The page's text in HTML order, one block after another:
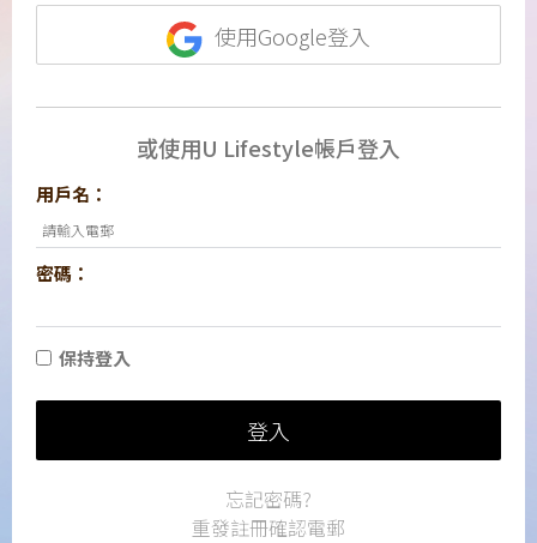
使用Google登入
或使用U Lifestyle帳戶登入
用戶名：
密碼：
保持登入
登入
忘記密碼?
重發註冊確認電郵